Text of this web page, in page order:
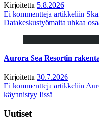
Kirjoitettu 5.8.2026
Ei kommentteja artikkeliin
Datakeskustyömaita uhkaa
Aurora Sea Resortin
Kirjoitettu 30.7.2026
Ei kommentteja artikkeliin
käynnistyy Iissä
Uutiset